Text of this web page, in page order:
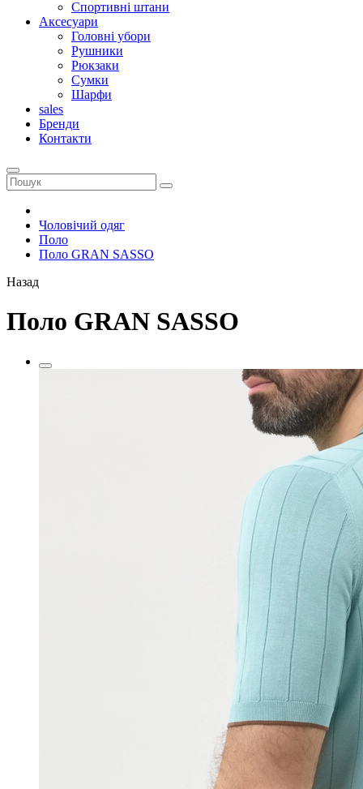
Спортивні штани
Аксесуари
Головні убори
Рушники
Рюкзаки
Сумки
Шарфи
sales
Бренди
Контакти
Чоловічий одяг
Поло
Поло GRAN SASSO
Назад
Поло GRAN SASSO